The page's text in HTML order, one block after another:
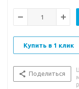
шоколадными
Степень обжарки:
Купить в 1 клик
Поделиться